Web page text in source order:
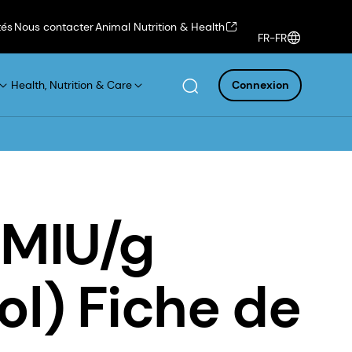
Nous contacterAnimal Nutrition & Health
FR-FR
Health, Nutrition & Care Connexion
g
Fiche de